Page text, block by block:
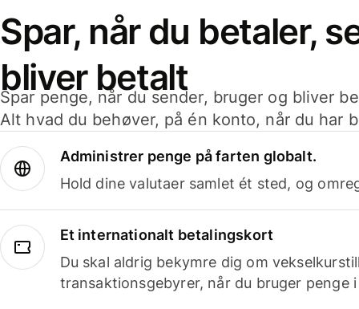
Spar, når du betaler,
bliver betalt
Spar penge, når du sender, bruger og bliver
Alt hvad du behøver, på én konto, når du har
Administrer penge på farten globalt.
Hold dine valutaer samlet ét sted, og
Et internationalt betalingskort
Du skal aldrig bekymre dig om
transaktionsgebyrer, når du bruger penge